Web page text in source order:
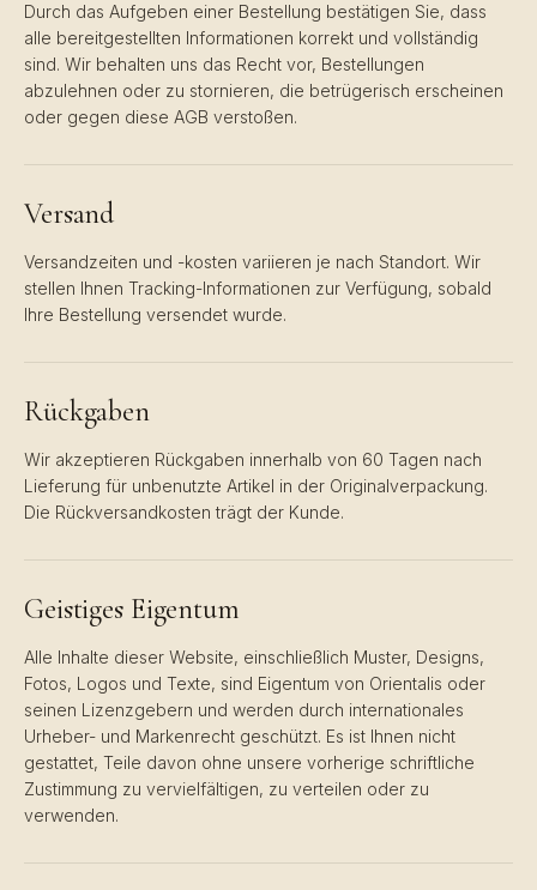
Durch das Aufgeben einer Bestellung bestätigen Sie, dass
alle bereitgestellten Informationen korrekt und vollständig
sind. Wir behalten uns das Recht vor, Bestellungen
abzulehnen oder zu stornieren, die betrügerisch erscheinen
oder gegen diese AGB verstoßen.
Versand
Versandzeiten und -kosten variieren je nach Standort. Wir
stellen Ihnen Tracking-Informationen zur Verfügung, sobald
Ihre Bestellung versendet wurde.
Rückgaben
Wir akzeptieren Rückgaben innerhalb von 60 Tagen nach
Lieferung für unbenutzte Artikel in der Originalverpackung.
Die Rückversandkosten trägt der Kunde.
Geistiges Eigentum
Alle Inhalte dieser Website, einschließlich Muster, Designs,
Fotos, Logos und Texte, sind Eigentum von Orientalis oder
seinen Lizenzgebern und werden durch internationales
Urheber- und Markenrecht geschützt. Es ist Ihnen nicht
gestattet, Teile davon ohne unsere vorherige schriftliche
Zustimmung zu vervielfältigen, zu verteilen oder zu
verwenden.